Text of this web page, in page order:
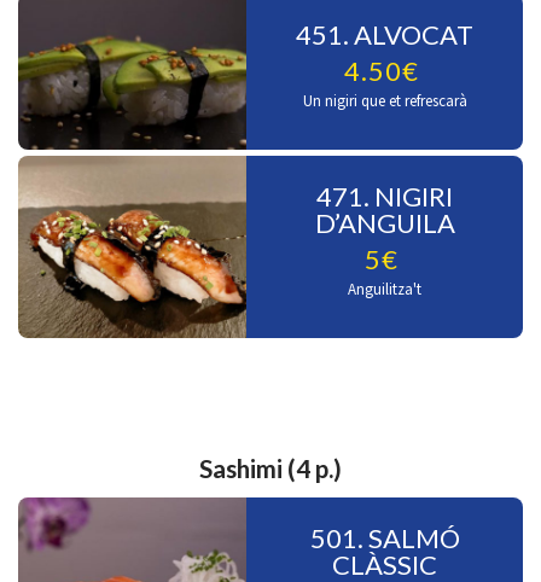
451. ALVOCAT
4.50€
Un nigiri que et refrescarà
471. NIGIRI
D’ANGUILA
5€
Anguilitza't
Sashimi (4 p.)
501. SALMÓ
CLÀSSIC